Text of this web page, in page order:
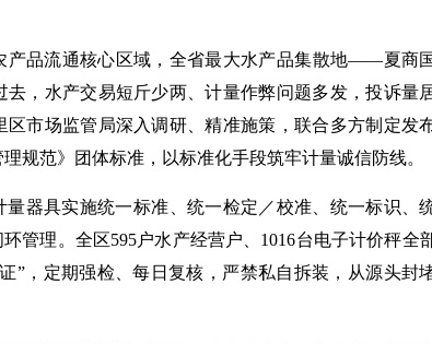
产品流通核心区域，全省最大水产品集散地——夏商
去，水产交易短斤少两、计量作弊问题多发，投诉量
区市场监管局深入调研、精准施策，联合多方制定发
规范》团体标准，以标准化手段筑牢计量诚信防线。
量器具实施统一标准、统一检定／校准、统一标识、
管理。全区595户水产经营户、1016台电子计价秤全
”，定期强检、每日复核，严禁私自拆装，从源头封